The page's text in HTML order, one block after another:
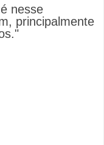
nesse
principalmente